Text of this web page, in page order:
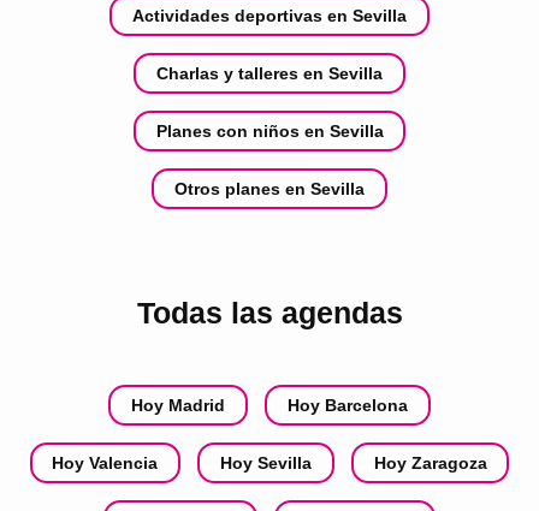
Actividades deportivas en Sevilla
Charlas y talleres en Sevilla
Planes con niños en Sevilla
Otros planes en Sevilla
Todas las agendas
Hoy Madrid Hoy Barcelona
Hoy Valencia Hoy Sevilla Hoy Zaragoza